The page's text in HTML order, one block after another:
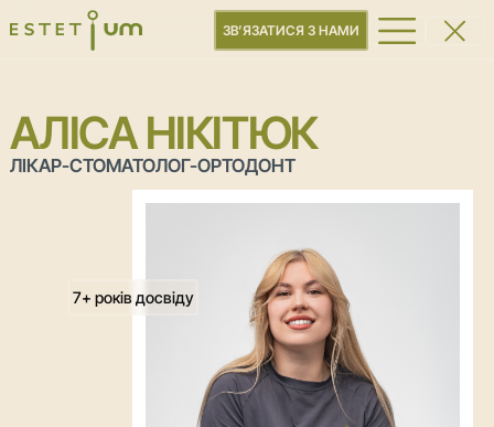
ЗВ’ЯЗАТИСЯ З НАМИ
КЕЙСИ
ВАРТІСТЬ
(044) 221-22-21
ЗАТЕЛЕФОНУЙТЕ МЕНІ
7+ років досвіду
АЛІСА НІКІТЮК
ЛІКАР-СТОМАТОЛОГ-ОРТОДОНТ